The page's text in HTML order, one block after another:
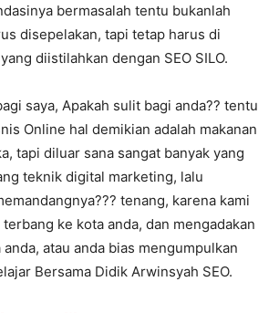
bermasalah tentu bukanlah
disepelakan, tapi tetap harus di
diistilahkan dengan SEO SILO.
saya, Apakah sulit bagi anda?? tentu
Online hal demikian adalah makanan
tapi diluar sana sangat banyak yang
teknik digital marketing, lalu
tenang, karena kami
ke kota anda, dan mengadakan
atau anda bias mengumpulkan
Bersama Didik Arwinsyah SEO.